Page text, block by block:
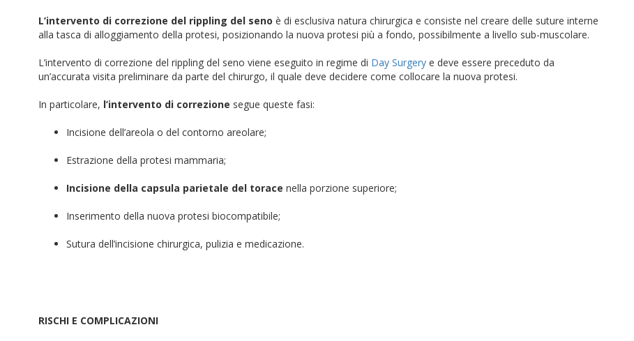
L’intervento di correzione del rippling del seno è di esclusiva natura chirurgica e consiste nel creare delle suture interne
alla tasca di alloggiamento della protesi, posizionando la nuova protesi più a fondo, possibilmente a livello sub-muscolare.
L’intervento di correzione del rippling del seno viene eseguito in regime di Day Surgery e deve essere preceduto da
un’accurata visita preliminare da parte del chirurgo, il quale deve decidere come collocare la nuova protesi.
In particolare, l’intervento di correzione segue queste fasi:
Incisione dell’areola o del contorno areolare;
Estrazione della protesi mammaria;
Incisione della capsula parietale del torace nella porzione superiore;
Inserimento della nuova protesi biocompatibile;
Sutura dell’incisione chirurgica, pulizia e medicazione.
RISCHI E COMPLICAZIONI